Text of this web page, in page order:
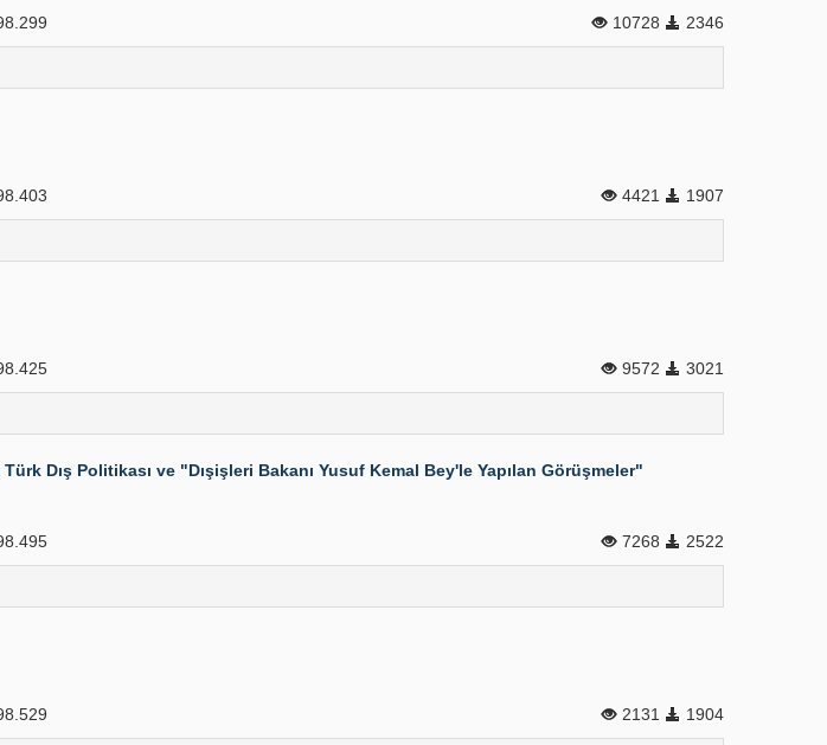
10728 2346
4421 1907
9572 3021
Dış Politikası ve "Dışişleri Bakanı Yusuf Kemal Bey'le Yapılan Görüşmeler"
7268 2522
2131 1904